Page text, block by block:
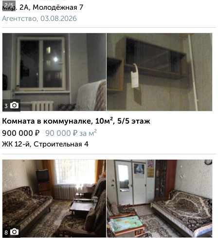
2/5
мкр. 2А, Молодёжная 7
Агентство, 03.08.2026
3
Комната в коммуналке, 10м², 5/5 этаж
900 000 ₽ 90 000 ₽ за м²
ЖК 12-й, Строительная 4
8